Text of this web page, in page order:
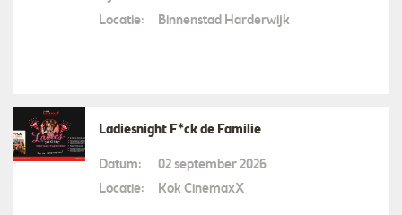
Locatie:
Binnenstad Harderwijk
Ladiesnight F*ck de Familie
Datum:
02 september 2026
Locatie:
Kok CinemaxX